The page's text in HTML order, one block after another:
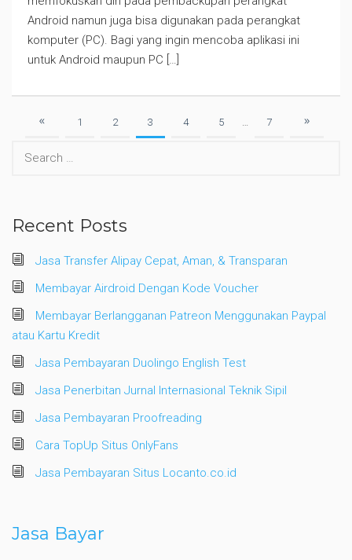
Android namun juga bisa digunakan pada perangkat
komputer (PC). Bagi yang ingin mencoba aplikasi ini
untuk Android maupun PC […]
1 2 3 4 5 … 7
Recent Posts
Jasa Transfer Alipay Cepat, Aman, & Transparan
Membayar Airdroid Dengan Kode Voucher
Membayar Berlangganan Patreon Menggunakan Paypal
atau Kartu Kredit
Jasa Pembayaran Duolingo English Test
Jasa Penerbitan Jurnal Internasional Teknik Sipil
Jasa Pembayaran Proofreading
Cara TopUp Situs OnlyFans
Jasa Pembayaran Situs Locanto.co.id
Jasa Bayar